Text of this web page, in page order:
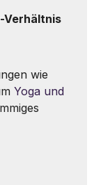
Verhältnis
wie
Yoga und